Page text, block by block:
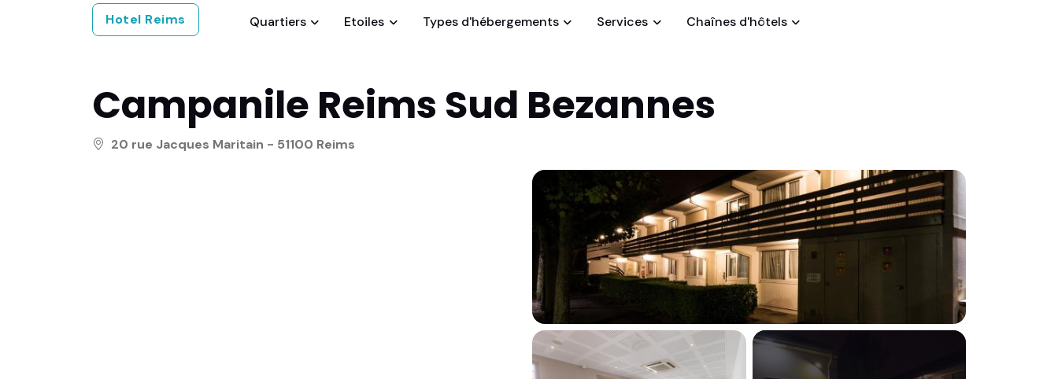
Hotel Reims Quartiers Etoiles Types d'hébergements Services Chaînes d'hôtels
Campanile Reims Sud Bezannes
20 rue Jacques Maritain - 51100 Reims